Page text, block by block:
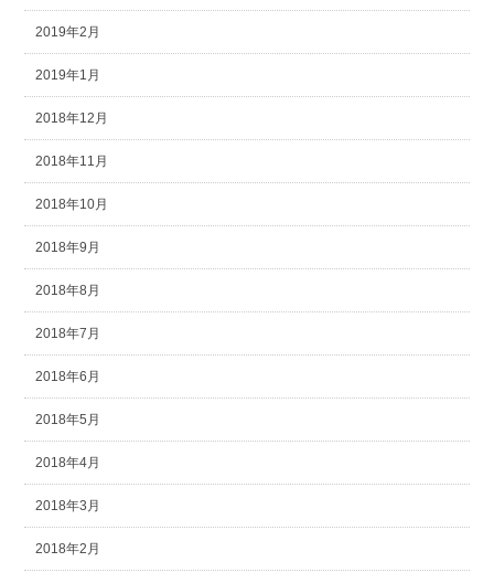
2019年2月
2019年1月
2018年12月
2018年11月
2018年10月
2018年9月
2018年8月
2018年7月
2018年6月
2018年5月
2018年4月
2018年3月
2018年2月